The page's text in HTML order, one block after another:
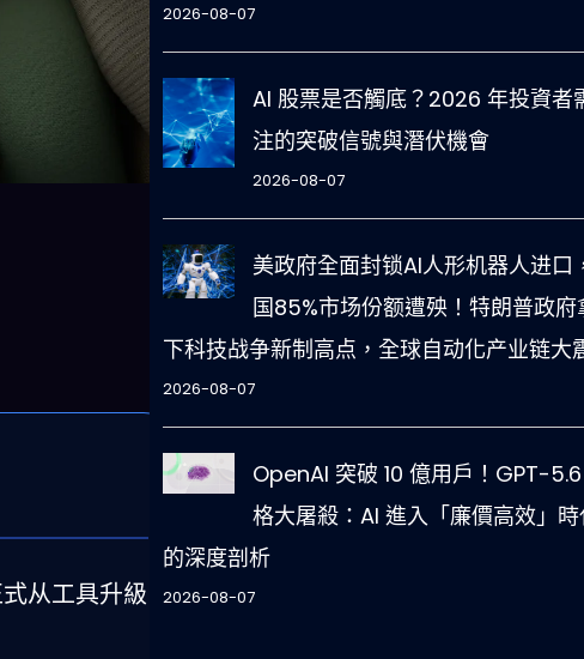
从工具升級
2026-08-07
AI 股票是否觸底？2026 年投資者
注的突破信號與潛伏機會
2026-08-07
美政府全面封锁AI人形机器人进口
国85%市场份额遭殃！特朗普政府
下科技战争新制高点，全球自动化产业链大
2026-08-07
OpenAI 突破 10 億用戶！GPT-
格大屠殺：AI 進入「廉價高效」
的深度剖析
2026-08-07